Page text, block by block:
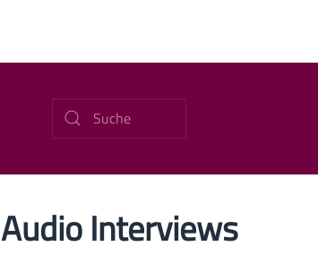
Audio Interviews